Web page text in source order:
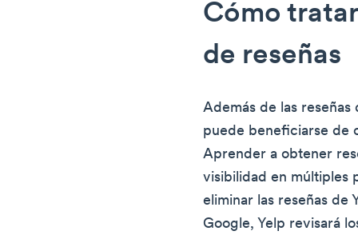
Cómo
de reseñas
Además de las
puede beneficiarse de
Aprender a obtener
visibilidad en múltiples
eliminar las reseñas de
Google, Yelp revisará